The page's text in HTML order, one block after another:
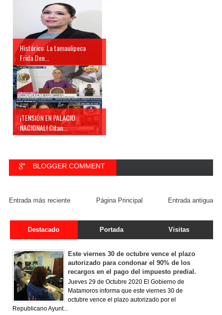
Histórico: La tamaulipeca
Frida Den...
¡TENSIÓN EN PALACIO
NACIONAL! Citan...
BLOGGER COMMENT
Entrada más reciente Entrada antigua
Página Principal
Destacado Portada Visitas
Este viernes 30 de octubre vence el plazo
autorizado para condonar el 90% de los
recargos en el pago del impuesto predial.
Jueves 29 de Octubre 2020 El Gobierno de
Matamoros informa que este viernes 30 de
octubre vence el plazo autorizado por el
Republicano Ayunt...